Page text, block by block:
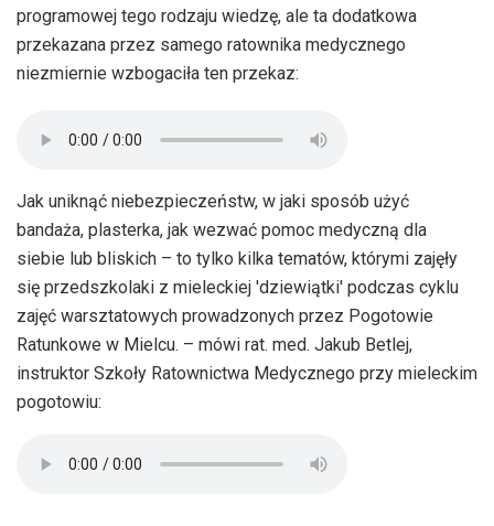
programowej tego rodzaju wiedzę, ale ta dodatkowa
przekazana przez samego ratownika medycznego
niezmiernie wzbogaciła ten przekaz:
Jak uniknąć niebezpieczeństw, w jaki sposób użyć
bandaża, plasterka, jak wezwać pomoc medyczną dla
siebie lub bliskich – to tylko kilka tematów, którymi zajęły
się przedszkolaki z mieleckiej 'dziewiątki' podczas cyklu
zajęć warsztatowych prowadzonych przez Pogotowie
Ratunkowe w Mielcu. – mówi rat. med. Jakub Betlej,
instruktor Szkoły Ratownictwa Medycznego przy mieleckim
pogotowiu: